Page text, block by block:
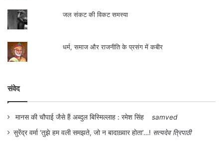
जल संकट की विकट समस्या
धर्म, समाज और राजनीति के प्रसंग में कबीर
संवेद
मानस की चौपाई जैसे हैं अब्दुल बिस्मिल्लाह : रमेश सिंह
samved
सुरेंद्र वर्मा ‘तुझे हम वली समझते, जो न बादाख़्वार होता’…! सत्यदेव त्रिपाठी